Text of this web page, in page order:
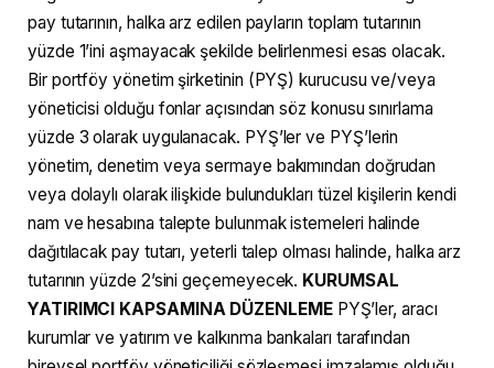
pay tutarının, halka arz edilen payların toplam tutarının
yüzde 1’ini aşmayacak şekilde belirlenmesi esas olacak.
Bir portföy yönetim şirketinin (PYŞ) kurucusu ve/veya
yöneticisi olduğu fonlar açısından söz konusu sınırlama
yüzde 3 olarak uygulanacak. PYŞ’ler ve PYŞ’lerin
yönetim, denetim veya sermaye bakımından doğrudan
veya dolaylı olarak ilişkide bulundukları tüzel kişilerin kendi
nam ve hesabına talepte bulunmak istemeleri halinde
dağıtılacak pay tutarı, yeterli talep olması halinde, halka arz
tutarının yüzde 2’sini geçemeyecek. KURUMSAL
YATIRIMCI KAPSAMINA DÜZENLEMEPYŞ’ler, aracı
kurumlar ve yatırım ve kalkınma bankaları tarafından